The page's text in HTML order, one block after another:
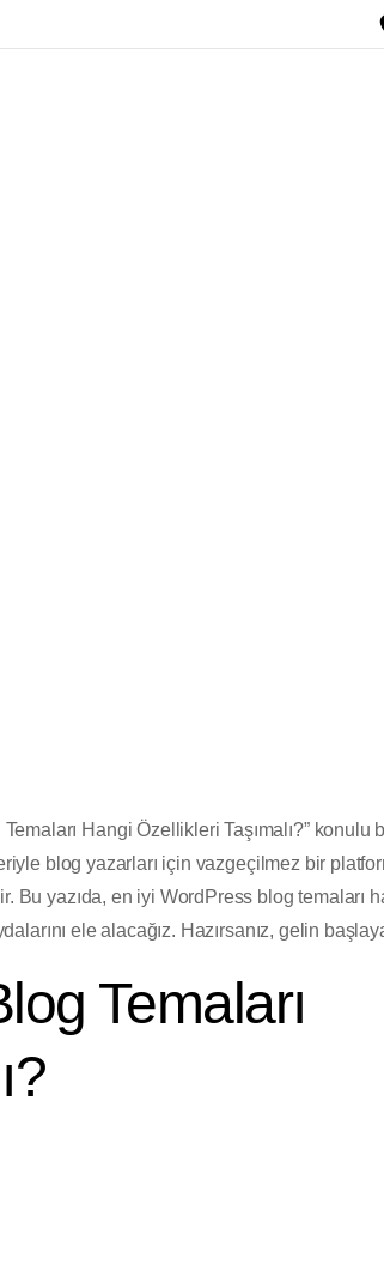
Hangi Özellikleri Taşımalı?” konulu
blog yazarları için vazgeçilmez bir
Bu yazıda, en iyi WordPress blog temaları
ele alacağız. Hazırsanız, gelin
Temaları